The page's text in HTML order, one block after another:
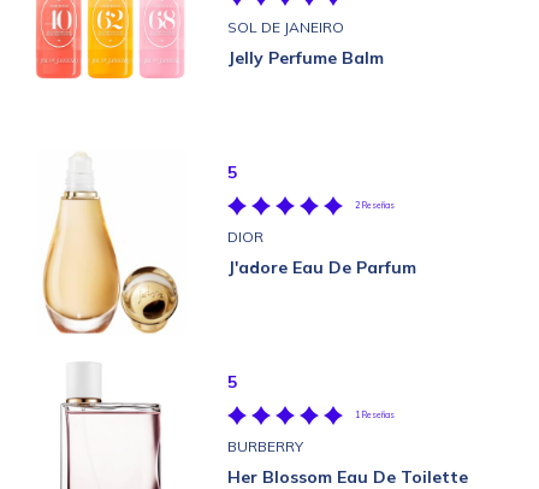
SOL DE JANEIRO
Jelly Perfume Balm
5
2 Reseñas
DIOR
J'adore Eau De Parfum
5
1 Reseñas
BURBERRY
Her Blossom Eau De Toilette